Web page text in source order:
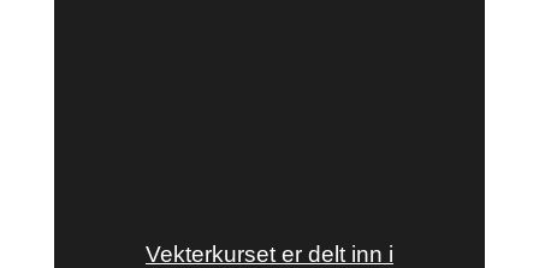
Vekterkurset er delt inn i